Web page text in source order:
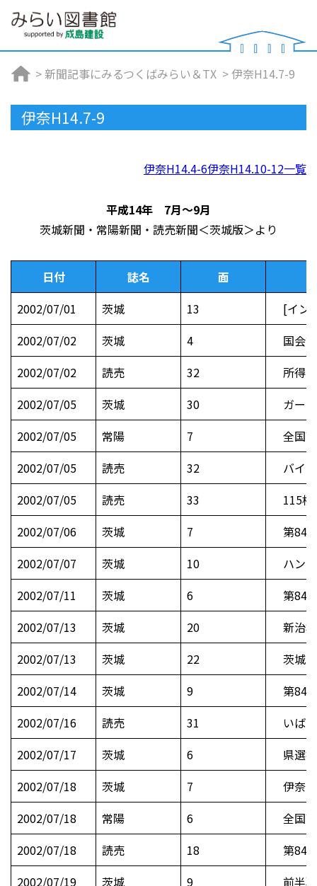
> 新聞記事にみるつくばみらい＆TX >伊奈H14.7-9
伊奈H14.7-9
伊奈H14.4-6伊奈H14.10-12一覧
平成14年 7月～9月
茨城新聞・常陽新聞・読売新聞＜茨城版＞より
日付 誌名
面
2002/07/01
茨城 13
[イン
2002/07/02
茨城 4
国会
2002/07/02
読売 32
所得
2002/07/05
茨城 30
ガー
2002/07/05
常陽 7
全国
2002/07/05
読売 32
バイ
2002/07/05
読売 33
115
2002/07/06
茨城 7
第84
2002/07/07
茨城 10
ハン
2002/07/11
茨城 6
第84
2002/07/13
茨城 20
新治
2002/07/13
茨城 22
茨城
2002/07/14
茨城 9
第84
2002/07/16
読売 31
いば
2002/07/17
茨城 6
県選
2002/07/18
茨城 7
伊奈
2002/07/18
常陽 6
全国
2002/07/18
読売 18
第84
2002/07/19
茨城 9
前半